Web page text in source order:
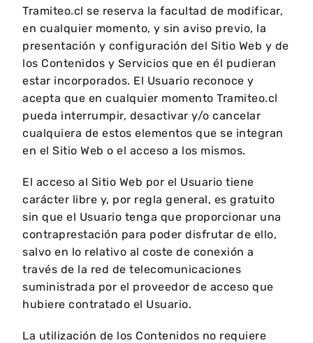
Tramiteo.cl se reserva la facultad de modificar,
en cualquier momento, y sin aviso previo, la
presentación y configuración del Sitio Web y de
los Contenidos y Servicios que en él pudieran
estar incorporados. El Usuario reconoce y
acepta que en cualquier momento Tramiteo.cl
pueda interrumpir, desactivar y/o cancelar
cualquiera de estos elementos que se integran
en el Sitio Web o el acceso a los mismos.
El acceso al Sitio Web por el Usuario tiene
carácter libre y, por regla general, es gratuito
sin que el Usuario tenga que proporcionar una
contraprestación para poder disfrutar de ello,
salvo en lo relativo al coste de conexión a
través de la red de telecomunicaciones
suministrada por el proveedor de acceso que
hubiere contratado el Usuario.
La utilización de los Contenidos no requiere